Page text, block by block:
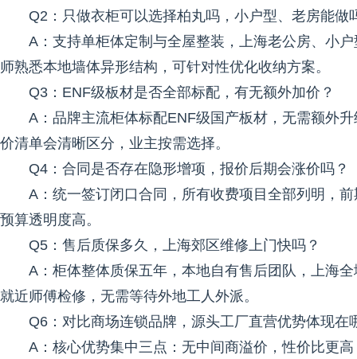
Q2：只做衣柜可以选择柏丸吗，小户型、老房能做
A：支持单柜体定制与全屋整装，上海老公房、小
师熟悉本地墙体异形结构，可针对性优化收纳方案。
Q3：ENF级板材是否全部标配，有无额外加价？
A：品牌主流柜体标配ENF级国产板材，无需额外
价清单会清晰区分，业主按需选择。
Q4：合同是否存在隐形增项，报价后期会涨价吗？
A：统一签订闭口合同，所有收费项目全部列明，
预算透明度高。
Q5：售后质保多久，上海郊区维修上门快吗？
A：柜体整体质保五年，本地自有售后团队，上海
就近师傅检修，无需等待外地工人外派。
Q6：对比商场连锁品牌，源头工厂直营优势体现在
A：核心优势集中三点：无中间商溢价，性价比更